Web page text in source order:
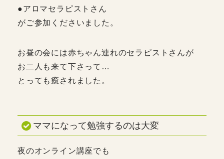
●アロマセラピストさん
がご参加くださいました。
お昼の会には赤ちゃん連れのセラピストさんが
お二人も来て下さって…
とっても癒されました。
ママになって勉強するのは大変
夜のオンライン講座でも